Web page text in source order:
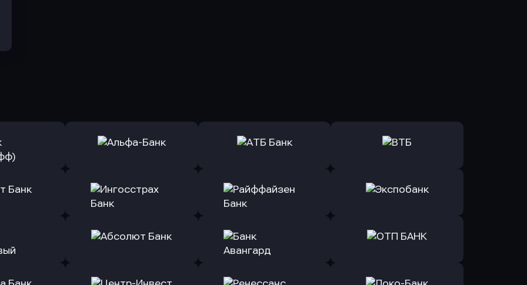
заявку
Оправить заявку
в Альфа-Банк
Оправить заявку
в АТБ Банк
Оправить заявку
заявку
Банк
Оправить заявку
Оправить заявку
в Райффайзен Банк
Оправить заявку
заявку
Оправить заявку
Оправить заявку
Оправить заявку